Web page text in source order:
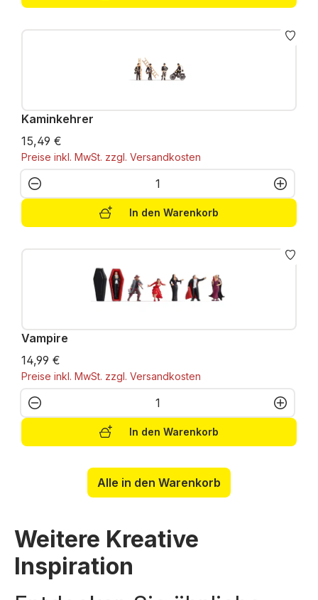
Kaminkehrer
15,49 €
Preise inkl. MwSt. zzgl. Versandkosten
Produkt Anzahl: Gib den
In den Warenkorb
Vampire
14,99 €
Preise inkl. MwSt. zzgl. Versandkosten
Produkt Anzahl: Gib den
In den Warenkorb
Alle in den Warenkorb
Weitere Kreative
Inspiration